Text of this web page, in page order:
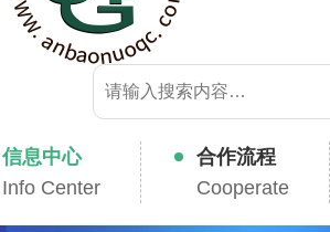
信息中心
Info Center
合作流程
Cooperate